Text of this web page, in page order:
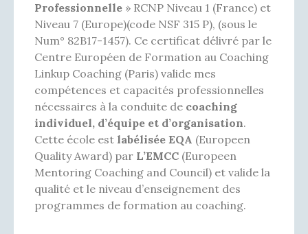
Professionnelle » RCNP Niveau 1 (France) et
Niveau 7 (Europe)(code NSF 315 P), (sous le
Num° 82B17-1457). Ce certificat délivré par le
Centre Européen de Formation au Coaching
Linkup Coaching (Paris) valide mes
compétences et capacités professionnelles
nécessaires à la conduite de coaching
individuel, d’équipe et d’organisation.
Cette école est labélisée EQA (Europeen
Quality Award) par L’EMCC (Europeen
Mentoring Coaching and Council) et valide la
qualité et le niveau d’enseignement des
programmes de formation au coaching.